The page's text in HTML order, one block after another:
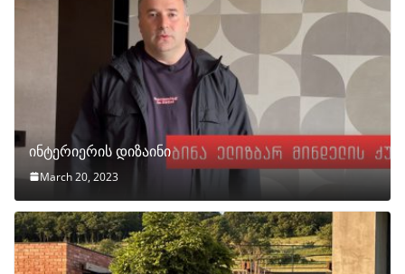
ინტერიერის დიზაინი
March 20, 2023